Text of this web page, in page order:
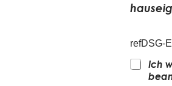
refDSG-
Ich